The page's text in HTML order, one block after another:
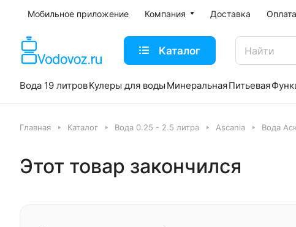
Мобильное приложение Компания Доставка Оплата
Каталог
Вода 19 литровКулеры для воды МинеральнаяПитьевая
Главная Каталог Вода 0.25 - 2.5 литра Ascania Вода
Этот товар закончился